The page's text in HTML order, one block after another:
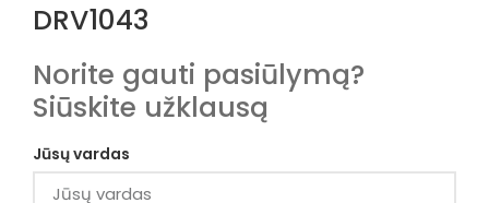
DRV1043
Norite gauti pasiūlymą?
Siūskite užklausą
Jūsų vardas